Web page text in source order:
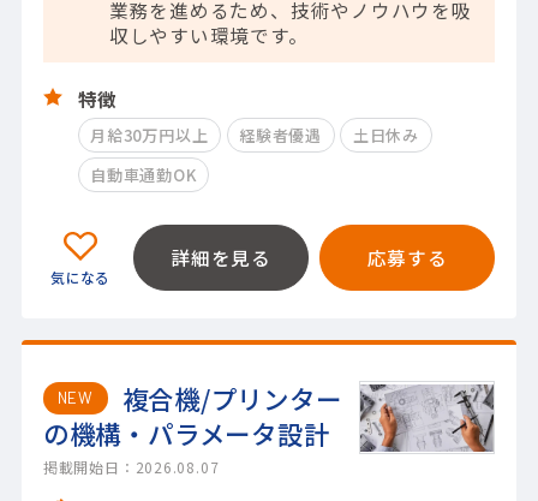
業務を進めるため、技術やノウハウを吸
収しやすい環境です。
特徴
月給30万円以上 経験者優遇
土日休み
自動車通勤OK
詳細を見る 応募する
NEW
複合機/プリンター
の機構・パラメータ設計
掲載開始日：2026.08.07